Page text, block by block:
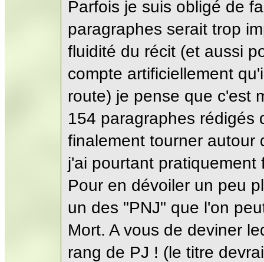
Parfois je suis obligé de
paragraphes serait trop
fluidité du récit (et aussi
compte artificiellement
route) je pense que c'est
154 paragraphes rédigés
finalement tourner autour
j'ai pourtant pratiquement
Pour en dévoiler un peu
un des "PNJ" que l'on
Mort. A vous de deviner
rang de PJ ! (le titre